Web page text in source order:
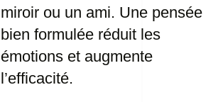
miroir ou un ami. Une pensée
bien formulée réduit les
émotions et augmente
l’efficacité.